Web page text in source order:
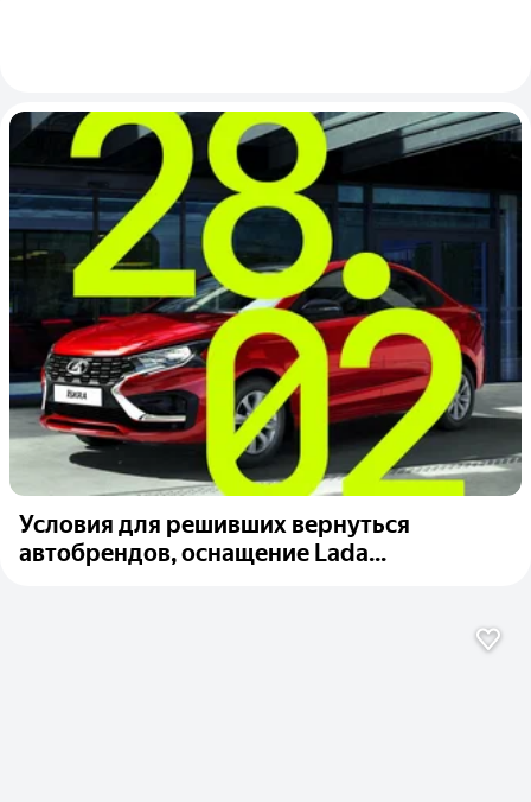
Условия для решивших вернуться
автобрендов, оснащение Lada...